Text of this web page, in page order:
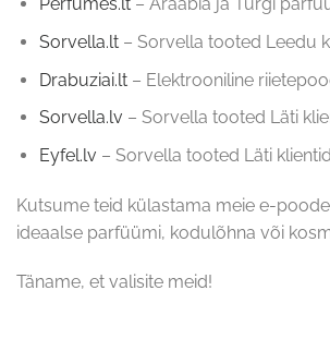
Perfumes.lt– Araabia ja Türgi
Sorvella.lt– Sorvella tooted Leedu
Drabuziai.lt– Elektrooniline
Sorvella.lv – Sorvella tooted Läti
Eyfel.lv – Sorvella tooted Läti
Kutsume teid külastama meie e-
ideaalse parfüümi, kodulõhna või
Täname, et valisite meid!